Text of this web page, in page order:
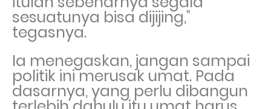
sesuatunya bisa dijijing,”
tegasnya.
Ia menegaskan, jangan sampai
politik ini merusak umat. Pada
dasarnya, yang perlu dibangun